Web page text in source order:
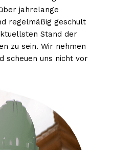
jahrelange
regelmäßig geschult
Stand der
zu sein. Wir nehmen
scheuen uns nicht vor